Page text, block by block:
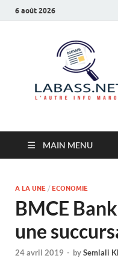
6 août 2026
MAIN MENU
A LA UNE / ECONOMIE
BMCE
une
24 avril 2019 - bySemlali